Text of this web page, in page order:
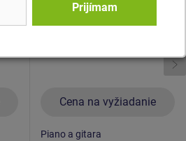
Cena na vyžiadanie
Piano a gitara
Prijímam